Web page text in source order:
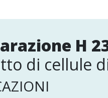
H
di cellule